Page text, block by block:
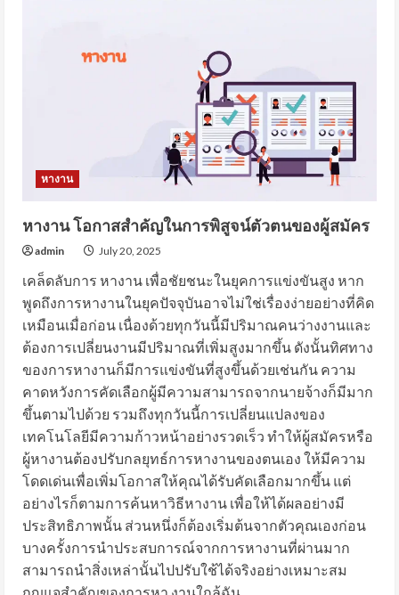
หางาน
หางาน โอกาสสำคัญในการพิสูจน์ตัวตนของผู้สมัคร
admin July 20, 2025
เคล็ดลับการ หางาน เพื่อชัยชนะในยุคการแข่งขันสูง หาก
พูดถึงการหางานในยุคปัจจุบันอาจไม่ใช่เรื่องง่ายอย่างที่คิด
เหมือนเมื่อก่อน เนื่องด้วยทุกวันนี้มีปริมาณคนว่างงานและ
ต้องการเปลี่ยนงานมีปริมาณที่เพิ่มสูงมากขึ้น ดังนั้นทิศทาง
ของการหางานก็มีการแข่งขันที่สูงขึ้นด้วยเช่นกัน ความ
คาดหวังการคัดเลือกผู้มีความสามารถจากนายจ้างก็มีมาก
ขึ้นตามไปด้วย รวมถึงทุกวันนี้การเปลี่ยนแปลงของ
เทคโนโลยีมีความก้าวหน้าอย่างรวดเร็ว ทำให้ผู้สมัครหรือ
ผู้หางานต้องปรับกลยุทธ์การหางานของตนเอง ให้มีความ
โดดเด่นเพื่อเพิ่มโอกาสให้คุณได้รับคัดเลือกมากขึ้น แต่
อย่างไรก็ตามการค้นหาวิธีหางาน เพื่อให้ได้ผลอย่างมี
ประสิทธิภาพนั้น ส่วนหนึ่งก็ต้องเริ่มต้นจากตัวคุณเองก่อน
บางครั้งการนำประสบการณ์จากการหางานที่ผ่านมาก
สามารถนำสิ่งเหล่านั้นไปปรับใช้ได้จริงอย่างเหมาะสม